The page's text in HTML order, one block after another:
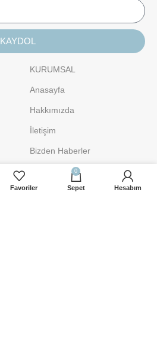
KAYDOL
KURUMSAL
Anasayfa
Hakkımızda
İletişim
Bizden Haberler
Satıcı Kaydı
Favoriler
0
Sepet Hesabım